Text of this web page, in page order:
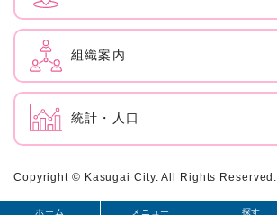
メニュー
ホーム 探す
組織案内
統計・人口
Copyright © Kasugai City. All Rights Reserved.